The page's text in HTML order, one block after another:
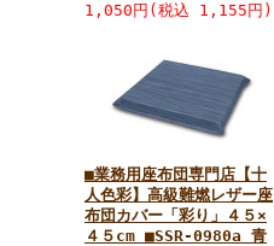
1,050円(税込 1,155円)
■業務用座布団専門店【十
人色彩】高級難燃レザー座
布団カバー「彩り」４５×
４５cm ■SSR-0980a 青